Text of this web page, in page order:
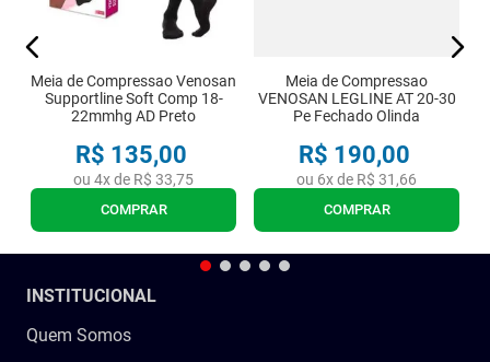
Meia de Compressao Venosan
Supportline Soft Comp 18-
22mmhg AD Preto
R$ 135,00
ou 4x de R$ 33,75
COMPRAR
Meia de Compressao
VENOSAN LEGLINE AT 20-30
Pe Fechado Olinda
R$ 190,00
ou 6x de R$ 31 ,66
COMPRAR
INSTITUCIONAL
Quem Somos